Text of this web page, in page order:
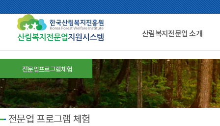
산림복지전문업 소개
전문업프로그램체험
전문업 프로그램 체험